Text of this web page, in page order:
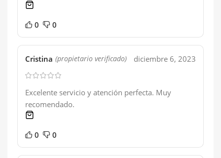
0 0
Cristina (propietario verificado) diciembre 6, 2023
Excelente servicio y atención perfecta. Muy
recomendado.
0 0